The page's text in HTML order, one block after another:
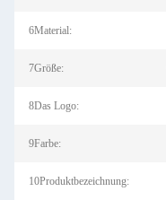
6Material:
7Größe:
8Das Logo:
9Farbe:
10Produktbezeichnung: